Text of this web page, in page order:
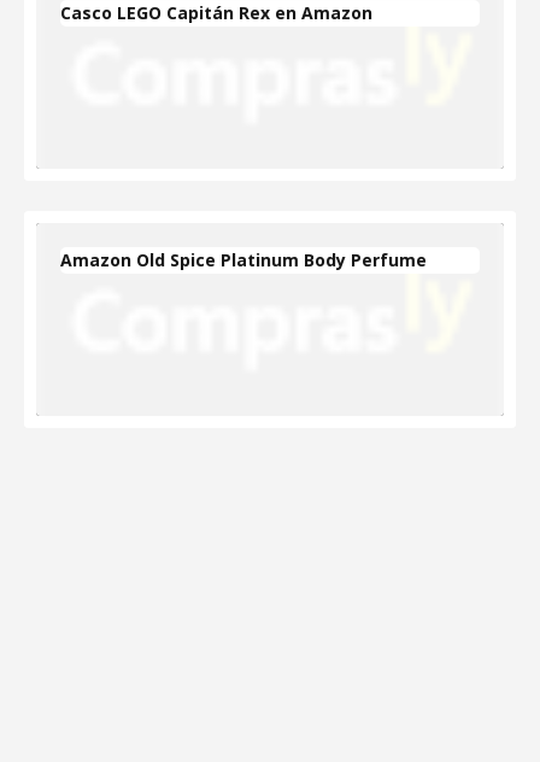
Casco LEGO Capitán Rex en Amazon
Amazon Old Spice Platinum Body Perfume